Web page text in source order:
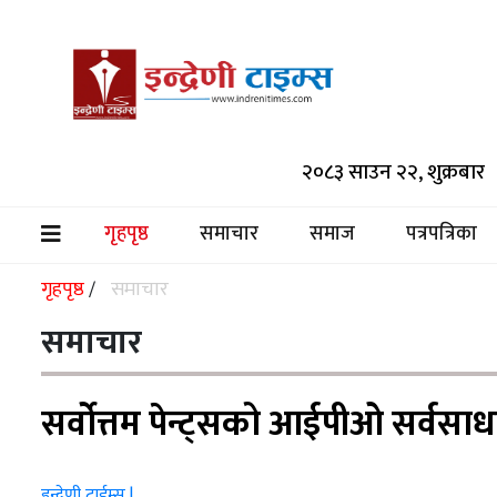
२०८३ साउन २२, शुक्रबार
गृहपृष्ठ
(current) समाचार समाज पत्रपत्रिका
पत्रपत्रिका
मनोरञ्जन
विश्व
स्वास्थ्य
अर्थ/
गृहपृष्ठ/ समाचार
समाचार
सर्वोत्तम पेन्ट्सको आईपीओ